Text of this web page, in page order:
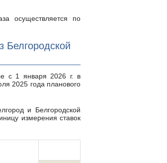
Белгородской
2025 года планового
измерения ставок